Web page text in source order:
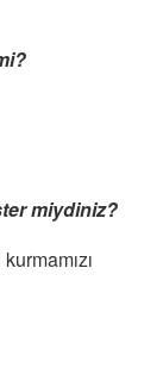
miydiniz?